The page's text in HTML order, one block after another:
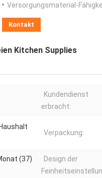
Versorgungsmaterial-
Kontakt
Kitchen Supplies
Kundendienst
erbracht:
Verpackung:
(37)
Design der